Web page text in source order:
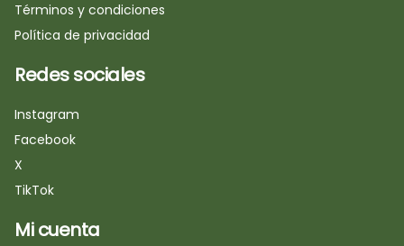
Términos y condiciones
Política de privacidad
Redes sociales
Instagram
Facebook
X
TikTok
Mi cuenta